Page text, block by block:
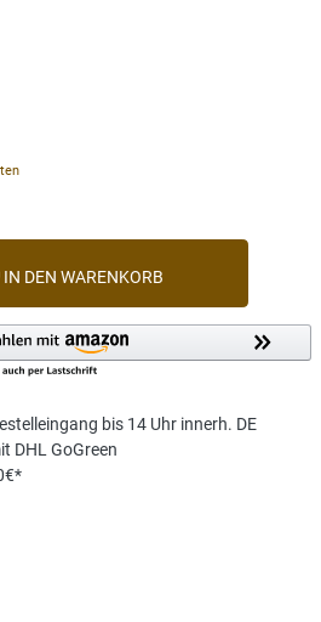
IN DEN WARENKORB
bis 14 Uhr innerh. DE
DHL GoGreen